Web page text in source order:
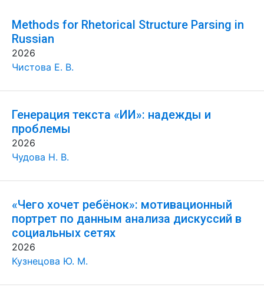
Methods for Rhetorical Structure Parsing in
Russian
2026
Чистова Е. В.
Генерация текста «ИИ»: надежды и
проблемы
2026
Чудова Н. В.
«Чего хочет ребёнок»: мотивационный
портрет по данным анализа дискуссий в
социальных сетях
2026
Кузнецова Ю. М.